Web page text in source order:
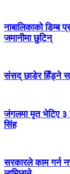
नाबालिकाको डिम्ब
जमानीमा छुटिन्
संसद् छाडेर हिँड्ने
जंगलमा मृत भेटिए ३
सिंह
सरकारले काम गर्न